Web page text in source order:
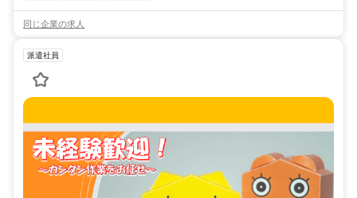
同じ企業の求人
派遣社員